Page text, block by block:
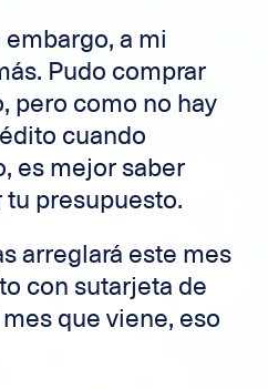
a mi
Pudo comprar
pero como no hay
cuando
es mejor saber
presupuesto.
arreglará este mes
con sutarjeta de
que viene, eso